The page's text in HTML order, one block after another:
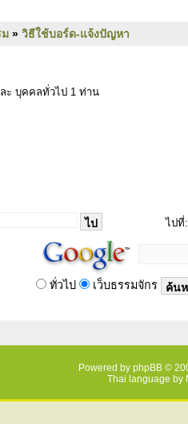
ม » วิธีใช้บอร์ด-แจ้งปัญหา
ะ บุคคลทั่วไป 1 ท่าน
ไปที่:
ทั่วไป เว็บธรรมจักร
Powered by phpBB ©
Thai language by